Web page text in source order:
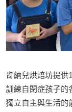
肯納兒烘焙坊提供
訓練自閉症孩子的
獨立自主與生活的